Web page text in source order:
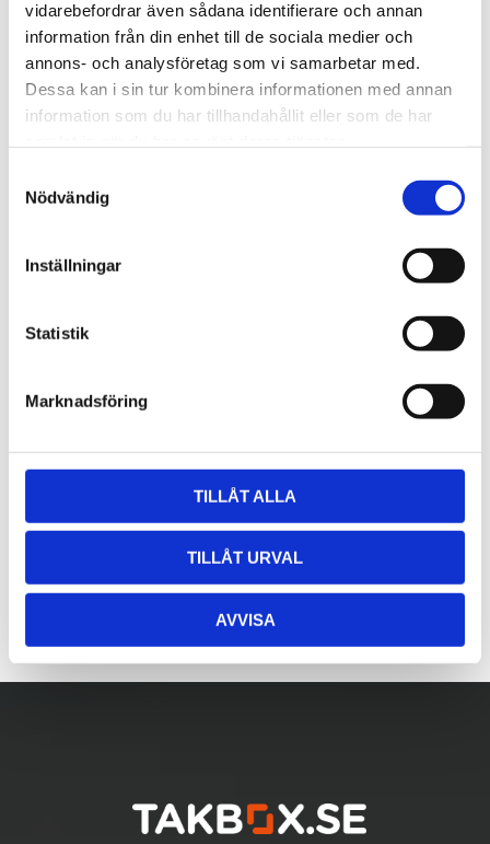
vidarebefordrar även sådana identifierare och annan
information från din enhet till de sociala medier och
annons- och analysföretag som vi samarbetar med.
Dessa kan i sin tur kombinera informationen med annan
information som du har tillhandahållit eller som de har
Nödvändig
Inställningar
Statistik
Marknadsföring
TILLÅT ALLA
TILLÅT URVAL
AVVISA
Lättmonterad
takräcken, för fordon utan
befintliga fästpunkter för
fabriksmonterade räcken.
1 795 kr
kr
Lättmonterad
Edge-takräcken, för
fordon utan befintliga
eller fabriksmonterade
räcken.
2 525kr
2 635